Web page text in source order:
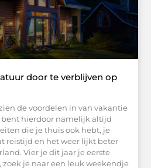
door te verblijven op
de voordelen in van vakantie
bent hierdoor namelijk altijd
die je thuis ook hebt, je
reistijd en het weer lijkt beter
Vier je dit jaar je eerste
je naar een leuk weekendje